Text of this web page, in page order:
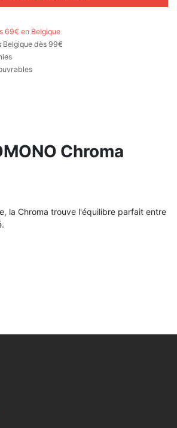
69€ en Belgique
Belgique dès 99€
Chroma
la Chroma trouve l'équilibre parfait entre